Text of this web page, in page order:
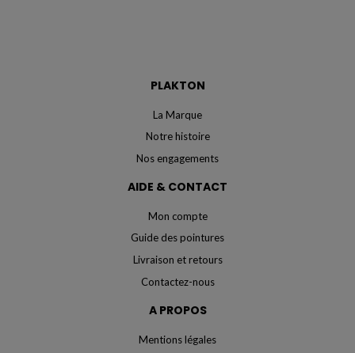
PLAKTON
La Marque
Notre histoire
Nos engagements
AIDE & CONTACT
Mon compte
Guide des pointures
Livraison et retours
Contactez-nous
A PROPOS
Mentions légales